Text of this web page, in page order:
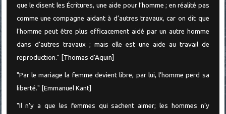
que le disent les Écritures, une aide pour l’homme ; en réalité pas
comme une compagne aidant à d’autres travaux, car on dit que
l’homme peut être plus efficacement aidé par un autre homme
dans d’autres travaux ; mais elle est une aide au travail de
reproduction." [Thomas d'Aquin]
"Par le mariage la femme devient libre, par lui, l’homme perd sa
liberté." [Emmanuel Kant]
"Il n’y a que les femmes qui sachent aimer; les hommes n’y